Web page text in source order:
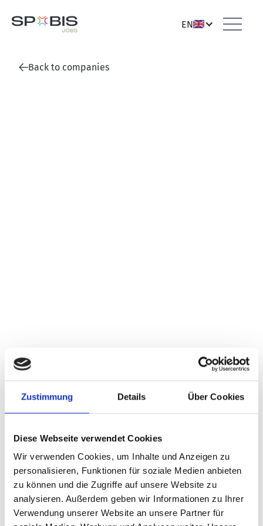
Zustimmung Details Über Cookies
Diese Webseite verwendet Cookies
Wir verwenden Cookies, um Inhalte und Anzeigen zu
personalisieren, Funktionen für soziale Medien anbieten
zu können und die Zugriffe auf unsere Website zu
analysieren. Außerdem geben wir Informationen zu Ihrer
Verwendung unserer Website an unsere Partner für
EN
Back to companies
About the company
About the company
hast du die Gelegenheit, als Team hinter dem Team
arbeiten. Der HSV ist als größter Club in Hamburg ein
wesentlicher Wirtschaftsfaktor und das sportliche
Aushängeschild dieser Stadt. Dabei bauen wir auf ein
starkes, traditionsreiches Fundament: unsere Raute,
unser Volksparkstadion, auf mehr als 100.000 Mitglieder
und drei Millionen Fans, die Stadt Hamburg und alle, die